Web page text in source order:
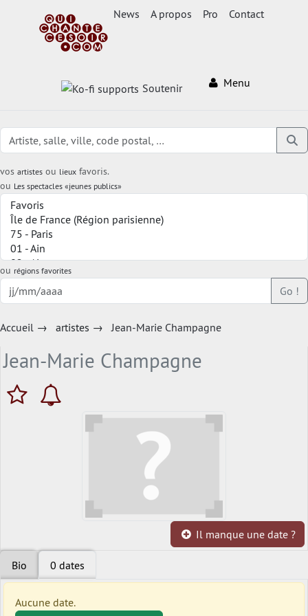
News A propos Pro Contact
Soutenir Menu
vos artistes ou lieux favoris.
ou Les spectacles «jeunes publics»
ou régions favorites
Go !
Accueil → artistes → Jean-Marie Champagne
Jean-Marie Champagne
Il manque une date ?
Bio 0 dates
Aucune date.